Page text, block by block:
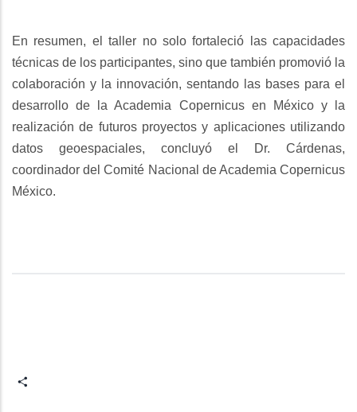
En resumen, el taller no solo fortaleció las capacidades
técnicas de los participantes, sino que también promovió la
colaboración y la innovación, sentando las bases para el
desarrollo de la Academia Copernicus en México y la
realización de futuros proyectos y aplicaciones utilizando
datos geoespaciales, concluyó el Dr. Cárdenas,
coordinador del Comité Nacional de Academia Copernicus
México.